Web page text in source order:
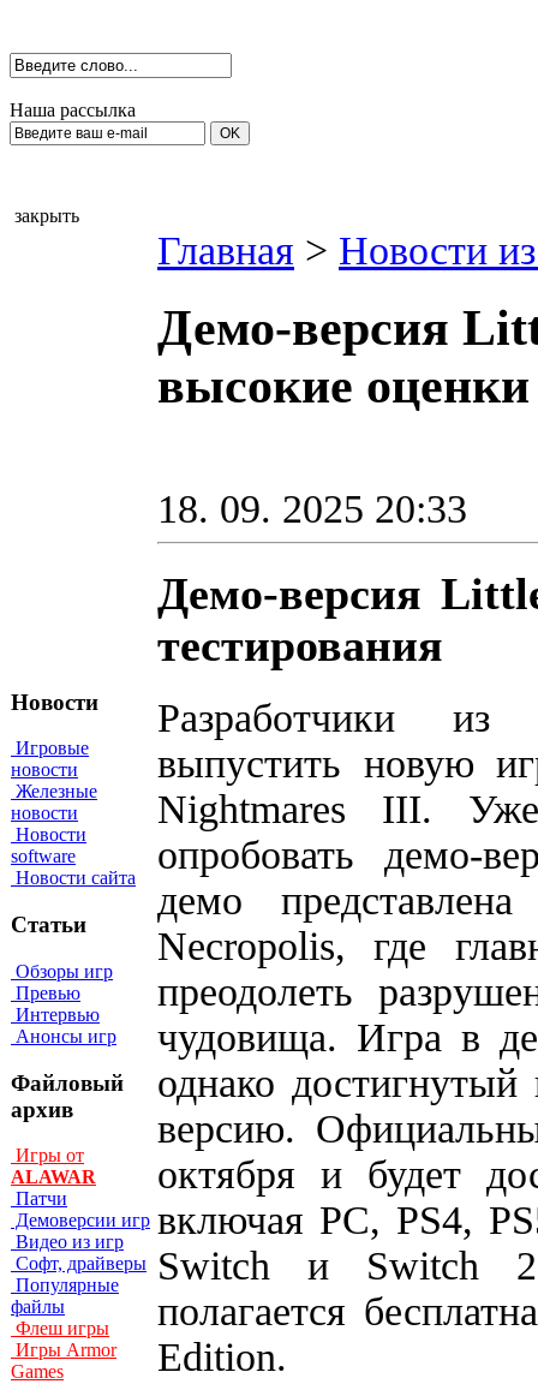
Наша рассылка
закрыть
Новости
Игровые
новости
Железные
новости
Новости
software
Новости сайта
Статьи
Обзоры игр
Превью
Интервью
Анонсы игр
Файловый
архив
Игры от
ALAWAR
Патчи
Демоверсии игр
Видео из игр
Софт, драйверы
Популярные
файлы
Флеш игры
Игры Armor
Games
Главная > Новости
Демо-версия
высокие
18. 09. 2025 20:33
Демо-версия
тестирования
Разработчики из
выпустить новую
Nightmares III. Уже
опробовать демо-
демо
Necropolis, где
преодолеть
чудовища. Игра в
однако
версию.
октября и будет
включая PC, PS4,
Switch и Switch
полагается
Edition.